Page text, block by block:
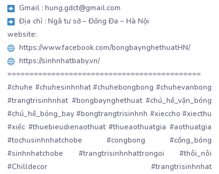
Gmail : hung.gdct@gmail.com
Địa chỉ : Ngã tư sở – Đống Đa – Hà Nội
website:
https://www.facebook.com/bongbaynghethuatHN/
https://sinhnhatbaby.vn/
============================================
#chuhe #chuhesinhnhat #chuhebongbong #chuhevanbong
#trangtrisinhnhat #bongbaynghethuat #chú_hề_vặn_bóng
#chú_hề_bóng_bay #bongtrangtrisinhnh #xieccho #xiecthu
#xiếc #thuebieudienaothuat #thueaothuatgia #aothuatgia
#tochusinhnhatchobe #congbong #cổng_bóng
#sinhnhatchobe #trangtrisinhnhattrongoi #thôi_nôi
#Chilldecor #trangtrisinhnhat